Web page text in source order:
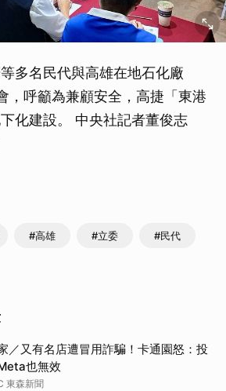
多名民代與高雄在地石化廠
，呼籲為兼顧安全，高捷「東港
化建設。 中央社記者董俊志
#高雄 #立委 #民代
／又有名店遭冒用詐騙！卡通園怒：投
也無效
東森新聞